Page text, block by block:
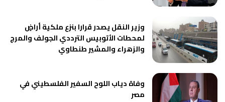
وزير النقل يصدر قرارا بنزع ملكية أراضٍ
لمحطات الأتوبيس الترددي الجولف والمرج
والزهراء والمشير طنطاوي
وفاة دياب اللوح السفير الفلسطيني في
مصر